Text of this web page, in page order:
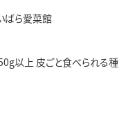
ばら愛菜館
以上 皮ごと食べられる種